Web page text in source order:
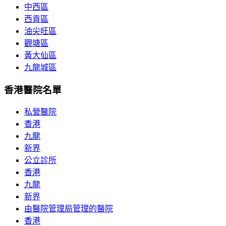
中西區
西貢區
油尖旺區
觀塘區
黃大仙區
九龍城區
香港醫院名單
私營醫院
香港
九龍
新界
公立診所
香港
九龍
新界
由醫院管理局管理的醫院
香港